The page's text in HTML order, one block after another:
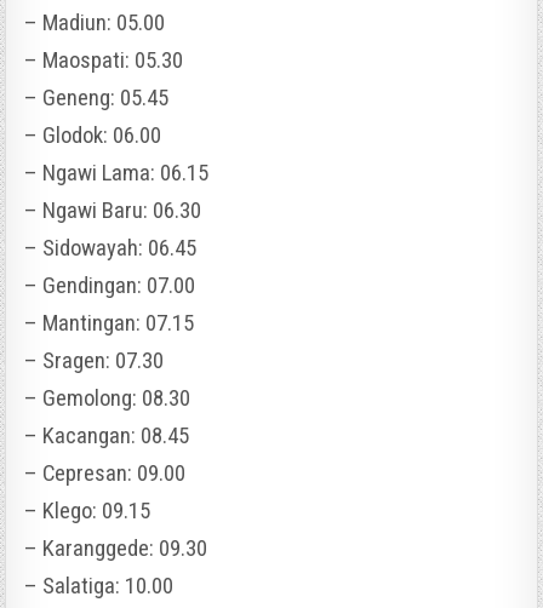
– Madiun: 05.00
– Maospati: 05.30
– Geneng: 05.45
– Glodok: 06.00
– Ngawi Lama: 06.15
– Ngawi Baru: 06.30
– Sidowayah: 06.45
– Gendingan: 07.00
– Mantingan: 07.15
– Sragen: 07.30
– Gemolong: 08.30
– Kacangan: 08.45
– Cepresan: 09.00
– Klego: 09.15
– Karanggede: 09.30
– Salatiga: 10.00